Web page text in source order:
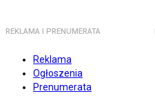
REKLAMA I PRENUMERATA
Reklama
Ogłoszenia
Prenumerata